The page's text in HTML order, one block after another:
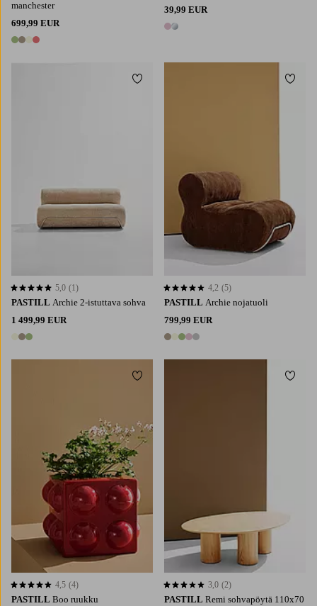
manchester
699,99 EUR
4 värejä
39,99 EUR
2 värejä
PASTILL Archie 2-istuttava sohva
1 499,99 EUR
3 värejä
5,0 perustuen 1 arvosanaan
5,0 (1)
Lisää suosikkeihin
PASTILL Archie nojatuoli
799,99 EUR
5 värejä
4,2 perustuen 5 arvosanaan
4,2 (5)
Lisää
PASTILL Boo ruukku
4,5 perustuen 4 arvosanaan
4,5 (4)
Lisää suosikkeihin
PASTILL Remi sohvapöytä 110x70
3,0 perustuen 2 arvosanaan
3,0 (2)
Lisää